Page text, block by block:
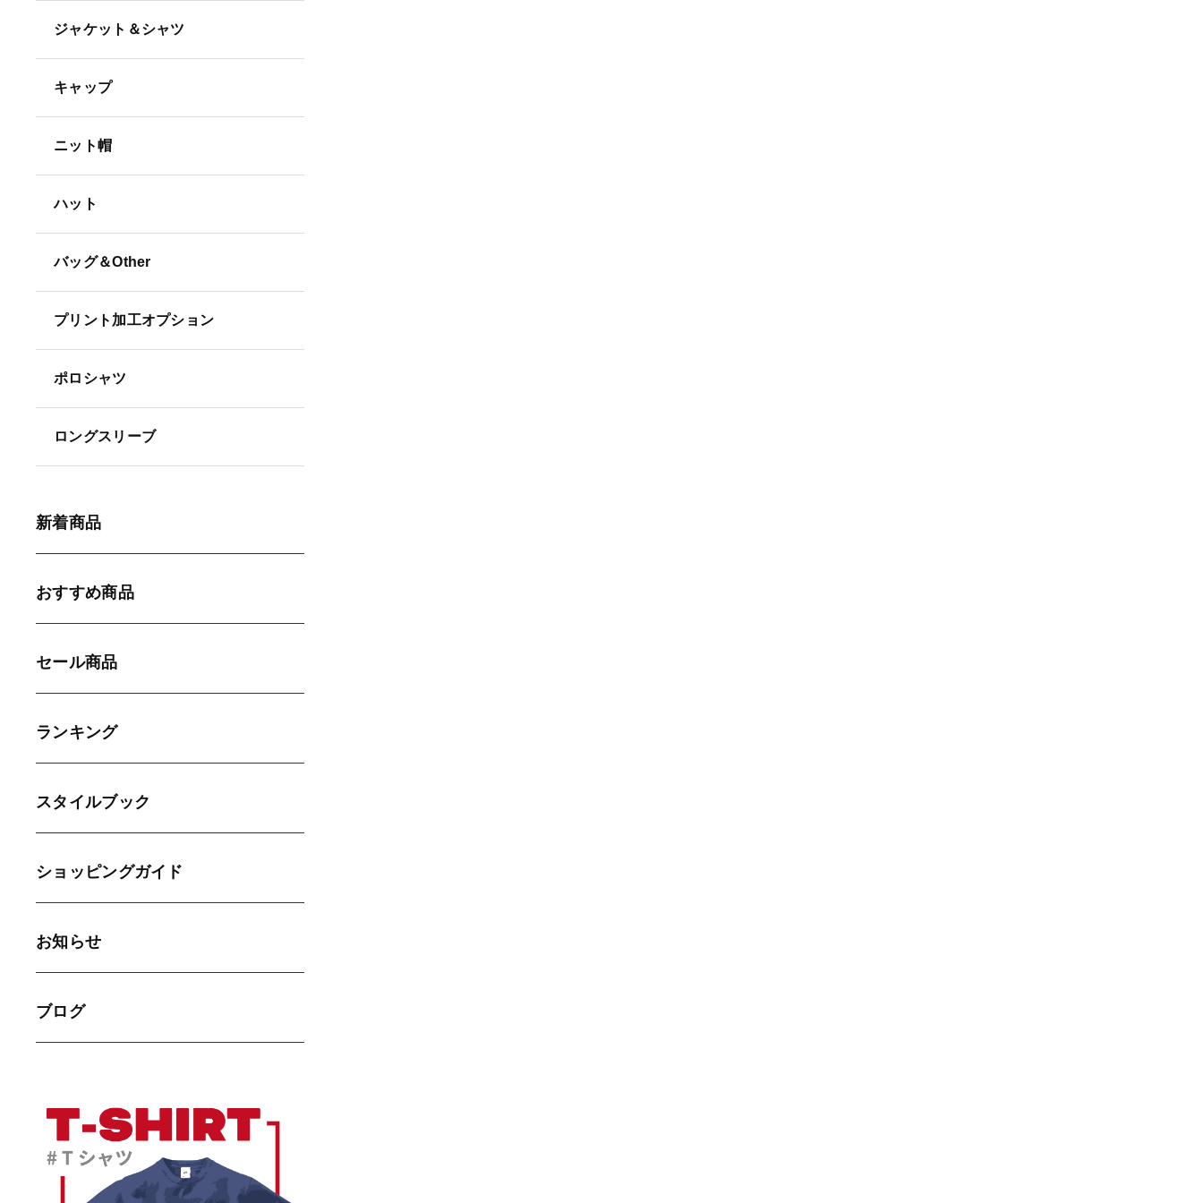
ジャケット＆シャツ
キャップ
ニット帽
ハット
バッグ＆Other
プリント加工オプション
ポロシャツ
ロングスリーブ
新着商品
おすすめ商品
セール商品
ランキング
スタイルブック
ショッピングガイド
お知らせ
ブログ